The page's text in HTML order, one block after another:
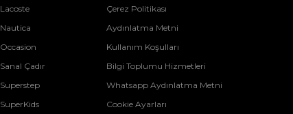
Lacoste
Nautica
Occasion
Sanal Çadır
Superstep
SuperKids
Çerez Politikası
Aydınlatma Metni
Kullanım Koşulları
Bilgi Toplumu Hizmetleri
Whatsapp Aydınlatma Metni
Cookie Ayarları